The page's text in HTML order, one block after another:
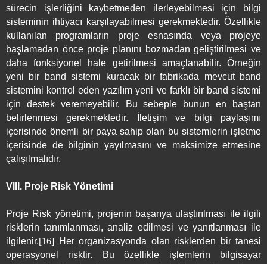
sürecin işlerliğini kaybetmeden ilerleyebilmesi için bilgi
sisteminin ihtiyacı karşılayabilmesi gerekmektedir. Özellikle
kullanılan programların proje esnasında veya projeye
başlamadan önce proje planını bozmadan geliştirilmesi ve
daha fonksiyonel hale getirilmesi amaçlanabilir. Örneğin
yeni bir band sistemi kuracak bir fabrikada mevcut band
sistemini kontrol eden yazılım yeni ve farklı bir band sistemi
için destek veremeyebilir. Bu sebeple bunun en baştan
belirlenmesi gerekmektedir. İletişim ve bilgi paylaşımı
içerisinde önemli bir paya sahip olan bu sistemlerin işletme
içerisinde de bilginin yayılmasını ve maksimize etmesine
çalışılmalıdır.
VIII. Proje Risk Yönetimi
Proje Risk yönetimi, projenin başarıya ulaştırılması ile ilgili
risklerin tanımlanması, analiz edilmesi ve yanıtlanması ile
ilgilenir.[16] Her organizasyonda olan risklerden bir tanesi
operasyonel risktir. Bu özellikle işlemlerin bilgisayar